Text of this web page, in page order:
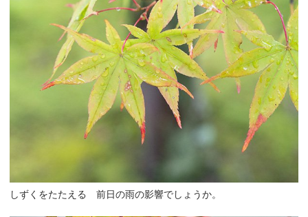
しずくをたたえる 前日の雨の影響でしょうか。